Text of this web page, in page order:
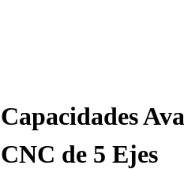
Capacidades
CNC de 5 Ejes